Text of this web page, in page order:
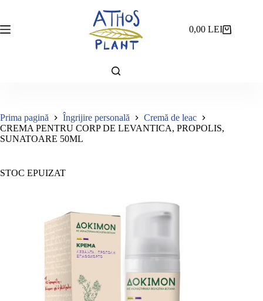
conținut
Coș
0,00LEI
Prima pagină Îngrijire personală
Cremă de leac
CREMA PENTRU CORP DE LEVANTICA, PROPOLIS,
SUNATOARE 50ML
STOC EPUIZAT